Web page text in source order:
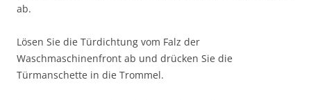
ab.
Lösen Sie die Türdichtung vom Falz der
Waschmaschinenfront ab und drücken Sie die
Türmanschette in die Trommel.